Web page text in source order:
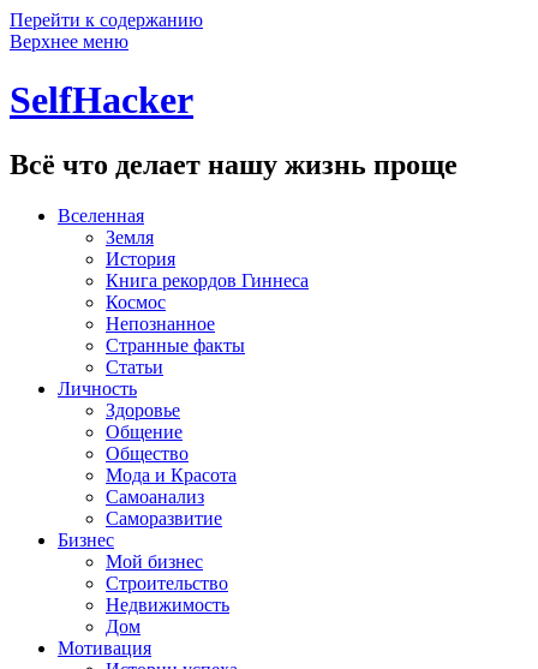
Перейти к содержанию
Верхнее меню
SelfHacker
Всё что делает нашу жизнь проще
Вселенная
Земля
История
Книга рекордов Гиннеса
Космос
Непознанное
Странные факты
Статьи
Личность
Здоровье
Общение
Общество
Мода и Красота
Самоанализ
Саморазвитие
Бизнес
Мой бизнес
Строительство
Недвижимость
Дом
Мотивация